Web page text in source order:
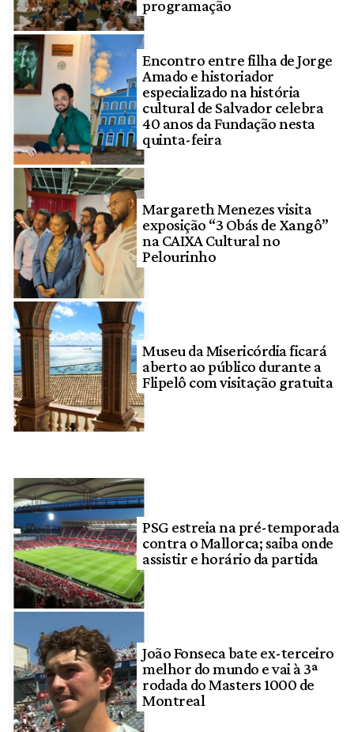
programação
Encontro entre filha de Jorge
Amado e historiador
especializado na história
cultural de Salvador celebra
40 anos da Fundação nesta
quinta-feira
Margareth Menezes visita
exposição “3 Obás de Xangô”
na CAIXA Cultural no
Pelourinho
Museu da Misericórdia ficará
aberto ao público durante a
Flipelô com visitação gratuita
PSG estreia na pré-temporada
contra o Mallorca; saiba onde
assistir e horário da partida
João Fonseca bate ex-terceiro
melhor do mundo e vai à 3ª
rodada do Masters 1000 de
Montreal